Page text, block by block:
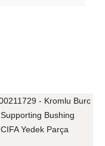
CIFA Yedek Parça